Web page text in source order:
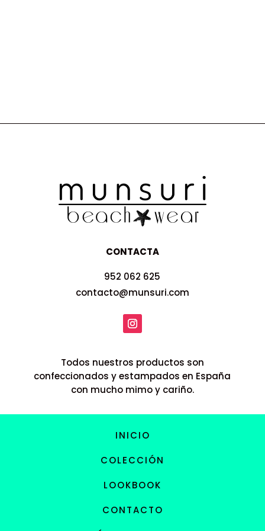
CONTACTA
952 062 625
contacto@munsuri.com
Todos nuestros productos son
confeccionados y estampados en España
con mucho mimo y cariño.
INICIO
COLECCIÓN
LOOKBOOK
CONTACTO